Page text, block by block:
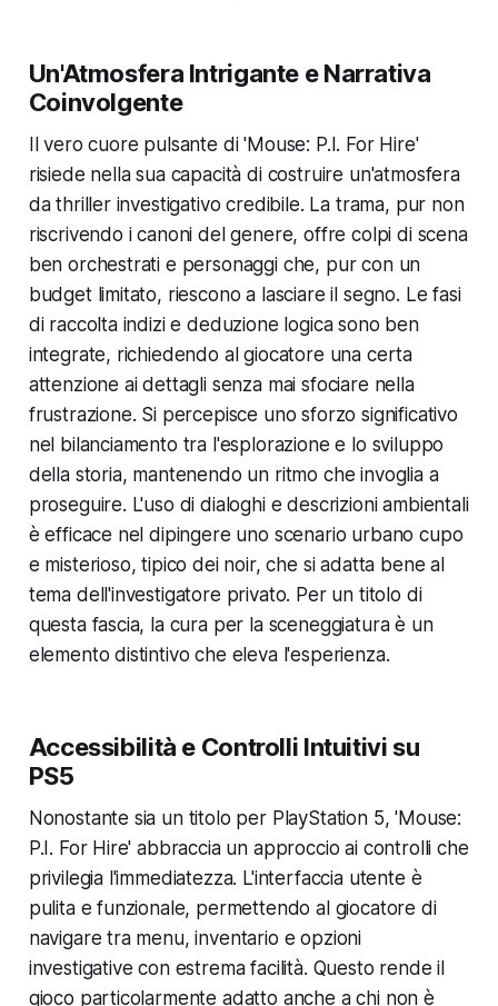
Un'Atmosfera Intrigante e Narrativa
Coinvolgente
Il vero cuore pulsante di 'Mouse: P.I. For Hire'
risiede nella sua capacità di costruire un'atmosfera
da thriller investigativo credibile. La trama, pur non
riscrivendo i canoni del genere, offre colpi di scena
ben orchestrati e personaggi che, pur con un
budget limitato, riescono a lasciare il segno. Le fasi
di raccolta indizi e deduzione logica sono ben
integrate, richiedendo al giocatore una certa
attenzione ai dettagli senza mai sfociare nella
frustrazione. Si percepisce uno sforzo significativo
nel bilanciamento tra l'esplorazione e lo sviluppo
della storia, mantenendo un ritmo che invoglia a
proseguire. L'uso di dialoghi e descrizioni ambientali
è efficace nel dipingere uno scenario urbano cupo
e misterioso, tipico dei noir, che si adatta bene al
tema dell'investigatore privato. Per un titolo di
questa fascia, la cura per la sceneggiatura è un
elemento distintivo che eleva l'esperienza.
Accessibilità e Controlli Intuitivi su
PS5
Nonostante sia un titolo per PlayStation 5, 'Mouse:
P.I. For Hire' abbraccia un approccio ai controlli che
privilegia l'immediatezza. L'interfaccia utente è
pulita e funzionale, permettendo al giocatore di
navigare tra menu, inventario e opzioni
investigative con estrema facilità. Questo rende il
gioco particolarmente adatto anche a chi non è